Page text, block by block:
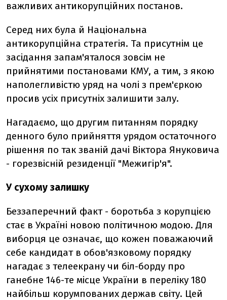
важливих антикорупційних постанов.
Серед них була й Національна
антикорупційна стратегія. Та присутнім це
засідання запам'яталося зовсім не
прийнятими постановами КМУ, а тим, з якою
наполегливістю уряд на чолі з прем'єркою
просив усіх присутніх залишити залу.
Нагадаємо, що другим питанням порядку
денного було прийняття урядом остаточного
рішення по так званій дачі Віктора Януковича
- горезвісній резиденції "Межигір'я".
У сухому залишку
Беззаперечний факт - боротьба з корупцією
стає в Україні новою політичною модою. Для
виборця це означає, що кожен поважаючий
себе кандидат в обов'язковому порядку
нагадає з телеекрану чи біл-борду про
ганебне 146-те місце України в переліку 180
найбільш корумпованих держав світу. Цей